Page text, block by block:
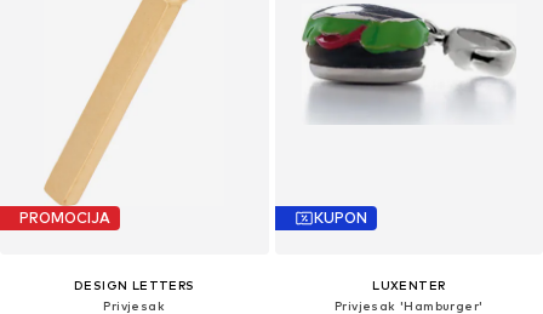
PROMOCIJA
DESIGN LETTERS
Privjesak
KUPON
LUXENTER
Privjesak 'Hamburger'